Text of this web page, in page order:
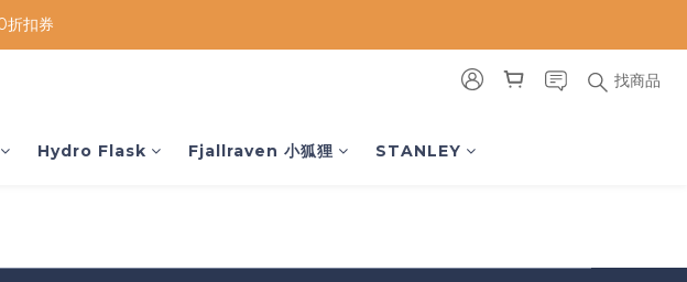
折扣券
找商品
Hydro Flask Fjallraven 小狐狸 STANLEY